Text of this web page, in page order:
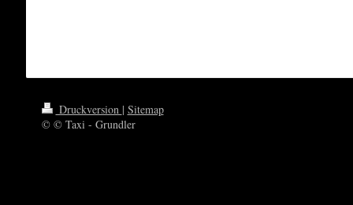
Druckversion | Sitemap
© © Taxi - Grundler